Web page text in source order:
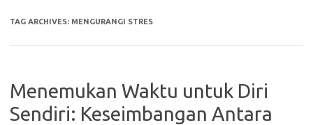
TAG ARCHIVES: MENGURANGI STRES
Menemukan Waktu untuk Diri
Sendiri: Keseimbangan Antara